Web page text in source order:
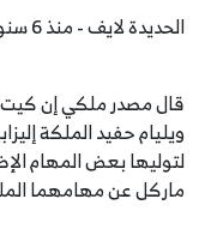
الحديدة لايف - منذ 6 سنوات
قال مصدر ملكي إن كيت
ويليام حفيد الملكة
لتوليها بعض المهام
ماركل عن مهامهما